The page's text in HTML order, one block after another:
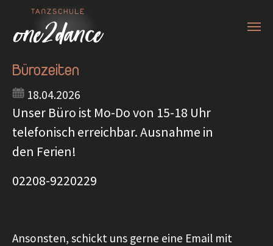
Bürozeiten
18.04.2026
Unser Büro ist Mo-Do von 15-18 Uhr
telefonisch erreichbar. Ausnahme in
den Ferien!
02208-9220229
Ansonsten, schickt uns gerne eine Email mit